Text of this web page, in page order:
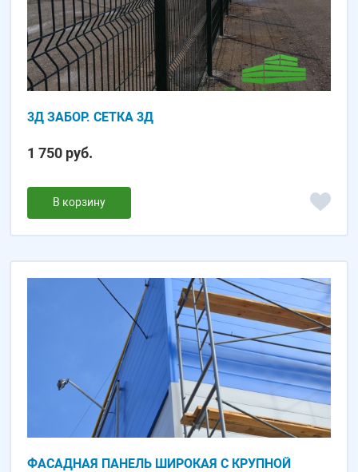
3Д ЗАБОР. СЕТКА 3Д
1 750 руб.
В корзину
ФАСАДНАЯ ПАНЕЛЬ ШИРОКАЯ С КРУПНОЙ